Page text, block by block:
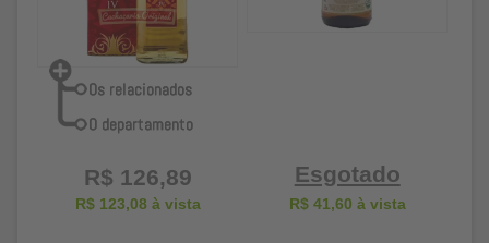
R$ 126,89
R$ 123,08 à vista
Esgotado
R$ 41,60 à vista